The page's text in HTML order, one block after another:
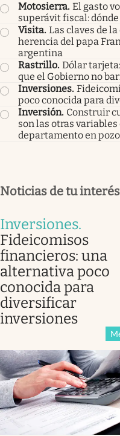
Motosierra. El gasto
superávit fiscal:
Visita. Las claves de
herencia del papa
argentina
Rastrillo. Dólar
que el Gobierno no
Inversiones.
poco conocida para
Inversión. Construir
son las otras
departamento en pozo
Noticias de tu interés
Inversiones.
Fideicomisos
financieros: una
alternativa poco
conocida para
diversificar
inversiones